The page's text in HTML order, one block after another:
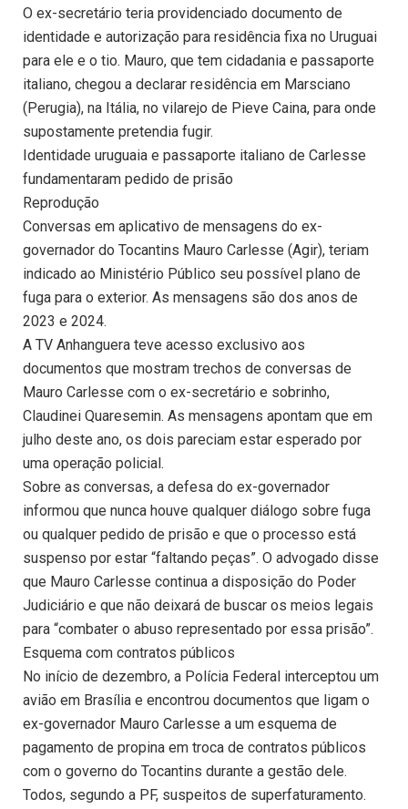
O ex-secretário teria providenciado documento de
identidade e autorização para residência fixa no Uruguai
para ele e o tio. Mauro, que tem cidadania e passaporte
italiano, chegou a declarar residência em Marsciano
(Perugia), na Itália, no vilarejo de Pieve Caina, para onde
supostamente pretendia fugir.
Identidade uruguaia e passaporte italiano de Carlesse
fundamentaram pedido de prisão
Reprodução
Conversas em aplicativo de mensagens do ex-
governador do Tocantins Mauro Carlesse (Agir), teriam
indicado ao Ministério Público seu possível plano de
fuga para o exterior. As mensagens são dos anos de
2023 e 2024.
A TV Anhanguera teve acesso exclusivo aos
documentos que mostram trechos de conversas de
Mauro Carlesse com o ex-secretário e sobrinho,
Claudinei Quaresemin. As mensagens apontam que em
julho deste ano, os dois pareciam estar esperado por
uma operação policial.
Sobre as conversas, a defesa do ex-governador
informou que nunca houve qualquer diálogo sobre fuga
ou qualquer pedido de prisão e que o processo está
suspenso por estar “faltando peças”. O advogado disse
que Mauro Carlesse continua a disposição do Poder
Judiciário e que não deixará de buscar os meios legais
para “combater o abuso representado por essa prisão”.
Esquema com contratos públicos
No início de dezembro, a Polícia Federal interceptou um
avião em Brasília e encontrou documentos que ligam o
ex-governador Mauro Carlesse a um esquema de
pagamento de propina em troca de contratos públicos
com o governo do Tocantins durante a gestão dele.
Todos, segundo a PF, suspeitos de superfaturamento.